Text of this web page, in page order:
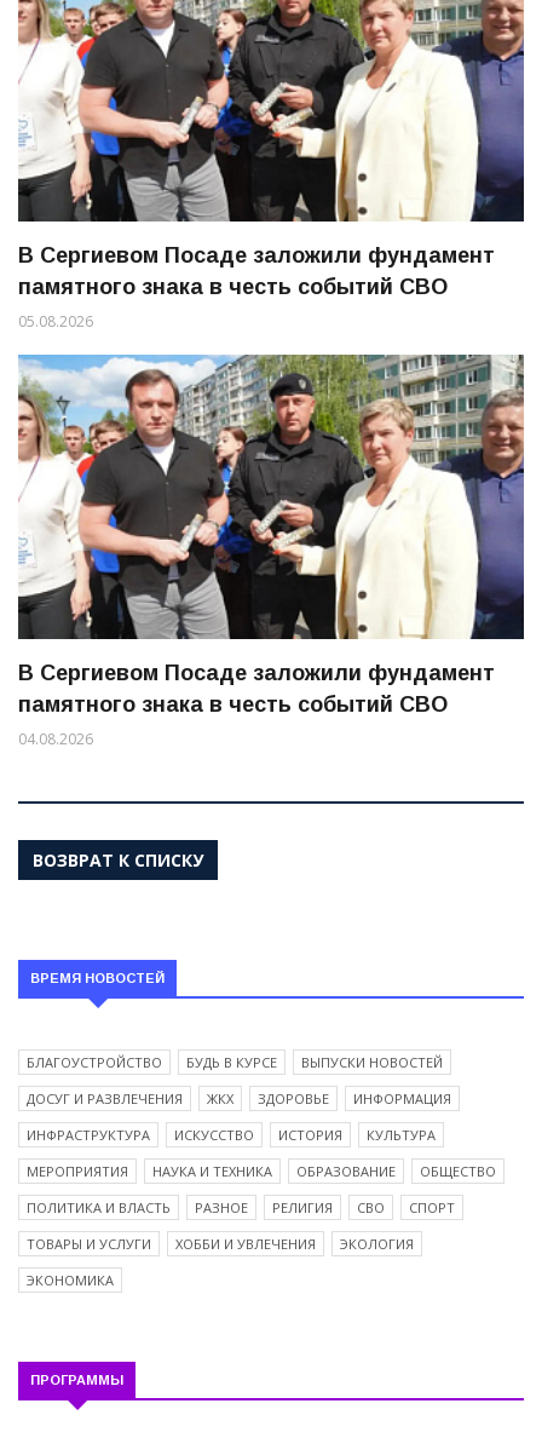
В Сергиевом Посаде заложили фундамент
памятного знака в честь событий СВО
05.08.2026
В Сергиевом Посаде заложили фундамент
памятного знака в честь событий СВО
04.08.2026
ВОЗВРАТ К СПИСКУ
ВРЕМЯ НОВОСТЕЙ
БЛАГОУСТРОЙСТВО БУДЬ В КУРСЕ
ВЫПУСКИ НОВОСТЕЙ
ДОСУГ И РАЗВЛЕЧЕНИЯ
ЖКХ ЗДОРОВЬЕ
ИНФОРМАЦИЯ
ИНФРАСТРУКТУРА
ИСКУССТВО ИСТОРИЯ
КУЛЬТУРА
МЕРОПРИЯТИЯ
НАУКА И ТЕХНИКА ОБРАЗОВАНИЕ
ОБЩЕСТВО
ПОЛИТИКА И ВЛАСТЬ
РАЗНОЕ РЕЛИГИЯ СВО
СПОРТ
ТОВАРЫ И УСЛУГИ
ХОББИ И УВЛЕЧЕНИЯ
ЭКОЛОГИЯ
ЭКОНОМИКА
ПРОГРАММЫ